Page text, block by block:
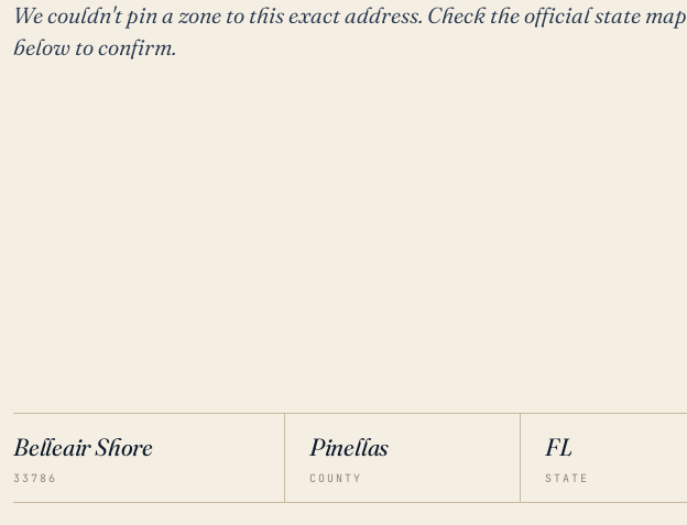
We couldn't pin a zone to this exact address. Check the official state map
below to confirm.
Belleair Shore
33786
Pinellas
COUNTY
FL
STATE